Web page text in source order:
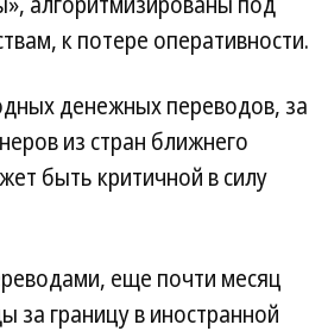
к потере оперативности.
денежных переводов, за
из стран ближнего
быть критичной в силу
еще почти месяц
за границу в иностранной